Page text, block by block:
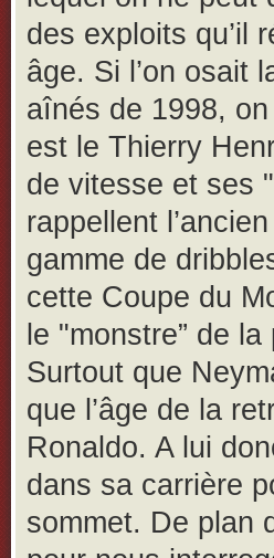
des exploits qu’il
âge. Si l’on osait
aînés de 1998,
est le Thierry
de vitesse et ses
rappellent
gamme de
cette Coupe du
le "monstre” de
Surtout que
que l’âge de la
Ronaldo. A lui
dans sa carrière
sommet. De plan